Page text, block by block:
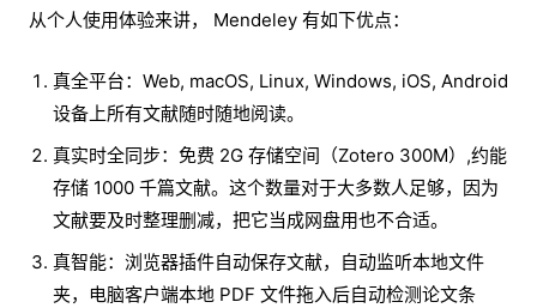
从个人使用体验来讲， Mendeley 有如下优点：
真全平台：Web, macOS, Linux, Windows, iOS, Android
设备上所有文献随时随地阅读。
真实时全同步：免费 2G 存储空间（Zotero 300M）,约能
存储 1000 千篇文献。这个数量对于大多数人足够，因为
文献要及时整理删减，把它当成网盘用也不合适。
真智能：浏览器插件自动保存文献，自动监听本地文件
夹，电脑客户端本地 PDF 文件拖入后自动检测论文条